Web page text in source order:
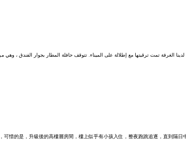
الغرفة تمت ترقيتها مع إطلالة على الميناء. تتوقف حافلة المطار بجوار الفندق ، وهي
惜的是，升級後的高樓層房間，樓上似乎有小孩入住，整夜跑跳追逐，直到隔